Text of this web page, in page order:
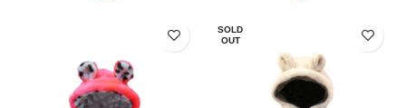
SOLD
OUT